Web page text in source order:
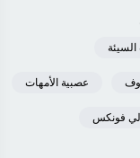
السيئة
عصبية الأمهات
فونكس